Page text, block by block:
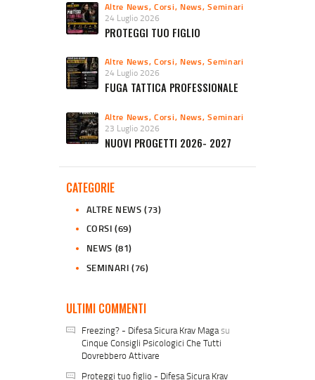
Altre News,Corsi, News,Seminari
24 Luglio 2026
PROTEGGI TUO FIGLIO
Altre News,Corsi, News,Seminari
24 Luglio 2026
FUGA TATTICA PROFESSIONALE
Altre News,Corsi, News,Seminari
23 Luglio 2026
NUOVI PROGETTI 2026- 2027
CATEGORIE
ALTRE NEWS (73)
CORSI (69)
NEWS (81)
SEMINARI (76)
ULTIMI COMMENTI
Freezing? - Difesa Sicura Krav Magasu
Cinque Consigli Psicologici Che Tutti
Dovrebbero Attivare
Proteggi tuo figlio - Difesa Sicura Krav